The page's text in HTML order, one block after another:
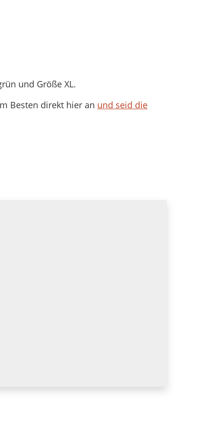
und Größe XL.
Besten direkt hier an und seid die